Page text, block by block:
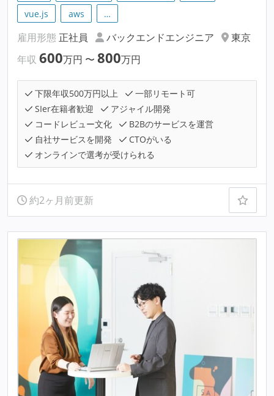
vue.js
aws …
雇用形態 正社員 バックエンドエンジニア
東京
年収 600万円 〜 800万円
下限年収500万円以上
一部リモート可
SIer在籍者歓迎
アジャイル開発
コードレビュー文化
B2Bのサービスを運営
自社サービスを開発
CTOがいる
オンラインで選考が受けられる
約2ヶ月前更新